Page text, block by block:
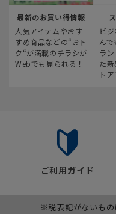
最新のお買い得情報
人気アイテムやおす
すめ商品などの“おト
ク“が満載のチラシが
Webでも見られる！
ビ
ん
ラ
た
ト
ご利用ガイド
※税表記がないもの